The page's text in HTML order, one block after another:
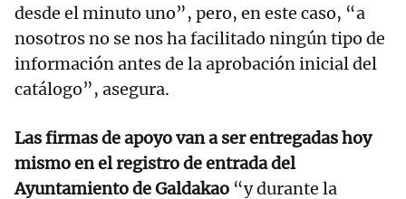
desde el minuto uno”, pero, en este caso, “a
nosotros no se nos ha facilitado ningún tipo de
información antes de la aprobación inicial del
catálogo”, asegura.
Las firmas de apoyo van a ser entregadas hoy
mismo en el registro de entrada del
Ayuntamiento de Galdakao “y durante la